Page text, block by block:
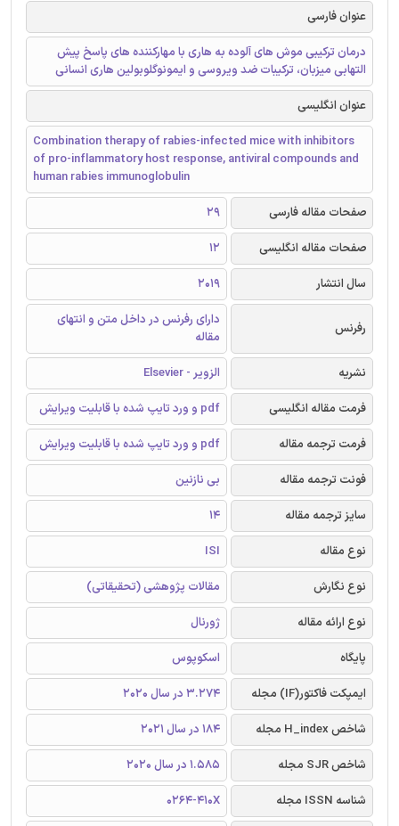
عنوان فارسی
درمان ترکیبی موش های آلوده به هاری با مهارکننده های پاسخ پیش
التهابی میزبان، ترکیبات ضد ویروسی و ایمونوگلوبولین هاری انسانی
عنوان انگلیسی
Combination therapy of rabies-infected mice with inhibitors
of pro-inflammatory host response, antiviral compounds and
human rabies immunoglobulin
صفحات مقاله فارسی
29
صفحات مقاله انگلیسی
12
سال انتشار
2019
رفرنس
دارای رفرنس در داخل متن و انتهای
مقاله
نشریه
الزویر - Elsevier
فرمت مقاله انگلیسی
pdf و ورد تایپ شده با قابلیت ویرایش
فرمت ترجمه مقاله
pdf و ورد تایپ شده با قابلیت ویرایش
فونت ترجمه مقاله
بی نازنین
سایز ترجمه مقاله
14
نوع مقاله
ISI
نوع نگارش
مقالات پژوهشی (تحقیقاتی)
نوع ارائه مقاله
ژورنال
پایگاه
اسکوپوس
ایمپکت فاکتور(IF) مجله
3.274 در سال 2020
شاخص H_index مجله
184 در سال 2021
شاخص SJR مجله
1.585 در سال 2020
شناسه ISSN مجله
0264-410X